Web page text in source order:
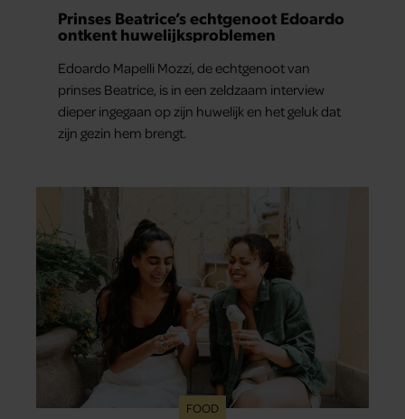
Prinses Beatrice’s echtgenoot Edoardo
ontkent huwelijksproblemen
Edoardo Mapelli Mozzi, de echtgenoot van
prinses Beatrice, is in een zeldzaam interview
dieper ingegaan op zijn huwelijk en het geluk dat
zijn gezin hem brengt.
FOOD